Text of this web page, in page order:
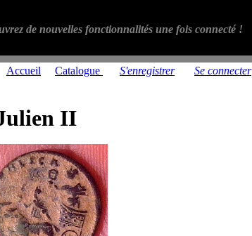
de nouvelles fonctionnalités une fois connecté !
Accueil Catalogue S'enregistrer Se connecter
II